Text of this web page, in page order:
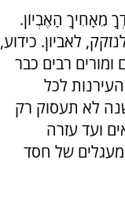
מֵאָחִיךָ הָאֶבְיוֹן.
לאביון. כידוע,
רבים כבר
לכל
לא תעסוק רק
ועד עזרה
של חסד